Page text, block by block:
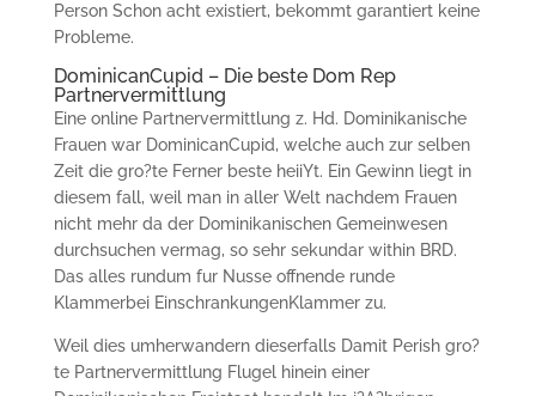
Person Schon acht existiert, bekommt garantiert keine
Probleme.
DominicanCupid – Die beste Dom Rep
Partnervermittlung
Eine online Partnervermittlung z. Hd. Dominikanische
Frauen war DominicanCupid, welche auch zur selben
Zeit die gro?te Ferner beste heiiYt. Ein Gewinn liegt in
diesem fall, weil man in aller Welt nachdem Frauen
nicht mehr da der Dominikanischen Gemeinwesen
durchsuchen vermag, so sehr sekundar within BRD.
Das alles rundum fur Nusse offnende runde
Klammerbei EinschrankungenKlammer zu.
Weil dies umherwandern dieserfalls Damit Perish gro?
te Partnervermittlung Flugel hinein einer